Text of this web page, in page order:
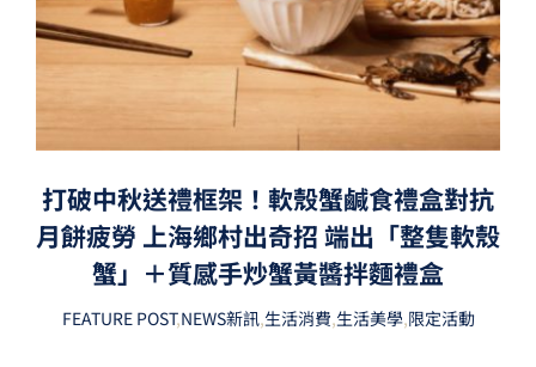
打破中秋送禮框架！軟殼蟹鹹食禮盒對抗
月餅疲勞 上海鄉村出奇招 端出「整隻軟殼
蟹」＋質感手炒蟹黃醬拌麵禮盒
FEATURE POST,NEWS新訊,生活消費,生活美學,限定活動